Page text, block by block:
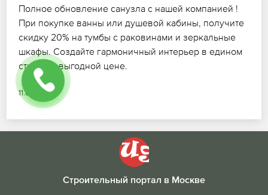
Полное обновление санузла с нашей компанией !
При покупке ванны или душевой кабины, получите
скидку 20% на тумбы с раковинами и зеркальные
шкафы. Создайте гармоничный интерьер в едином
стиле по выгодной цене.
11.07.2026
Строительный портал в Москве